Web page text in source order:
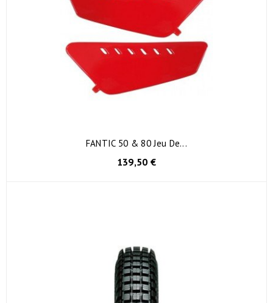
FANTIC 50 & 80 Jeu De...
139,50 €